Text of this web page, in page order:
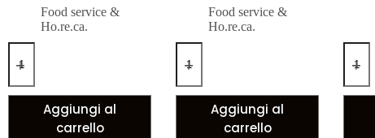
Food service &
Ho.re.ca.
Aggiungi al
carrello
Food service &
Ho.re.ca.
Aggiungi al
carrello